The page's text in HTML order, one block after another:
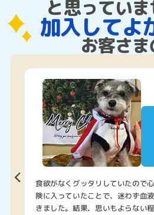
と思ってい
加入してよ
お客さ
食欲がなくグッタリしていたので
険に入っていたことで、迷わず血
きました。結果、思いもよらない